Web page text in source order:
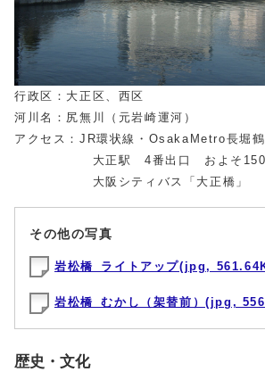
行政区：大正区、西区
河川名：尻無川（元岩崎運河）
アクセス：JR環状線・OsakaMetro長堀
大正駅 4番出口 およそ
大阪シティバス「大正橋」
その他の写真
岩松橋_ライトアップ(jpg,
岩松橋_むかし（架替前）(jpg,
歴史・文化